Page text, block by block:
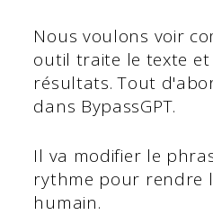
Nous voulons voir
outil traite le texte
résultats. Tout
dans BypassGPT.
Il va modifier le
rythme pour rendre
humain.